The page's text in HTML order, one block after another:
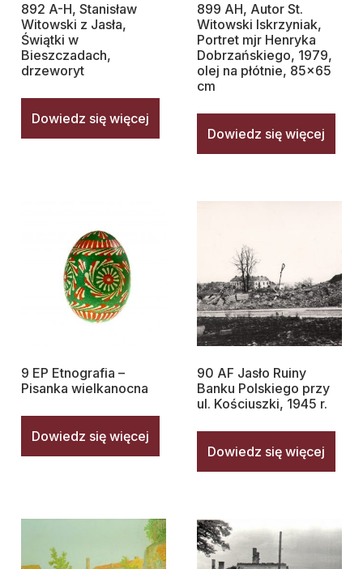
892 A-H, Stanisław
Witowski z Jasła,
Świątki w
Bieszczadach,
drzeworyt
Dowiedz się więcej
899 AH, Autor St.
Witowski Iskrzyniak,
Portret mjr Henryka
Dobrzańskiego, 1979,
olej na płótnie, 85×65
cm
Dowiedz się więcej
9 EP Etnografia –
Pisanka wielkanocna
Dowiedz się więcej
90 AF Jasło Ruiny
Banku Polskiego przy
ul. Kościuszki, 1945 r.
Dowiedz się więcej